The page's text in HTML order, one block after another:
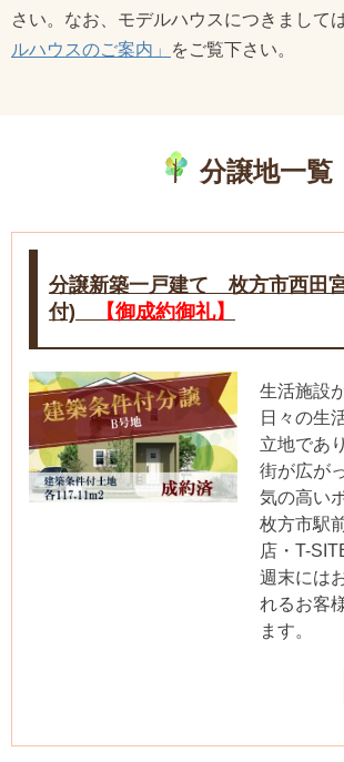
さい。なお、モデルハウスにつきまして
ルハウスのご案内」
をご覧下さい。
分譲地一覧
分譲新築一戸建て 枚方市西田
付) 【御成約御礼】
生活施設
日々の生
立地であ
街が広が
気の高い
枚方市駅
店・T-
週末には
れるお客
ます。